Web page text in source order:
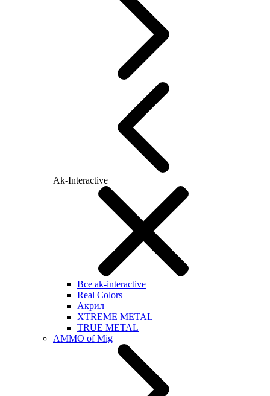
Ak-Interactive
Все ak-interactive
Real Colors
Акрил
XTREME METAL
TRUE METAL
AMMO of Mig